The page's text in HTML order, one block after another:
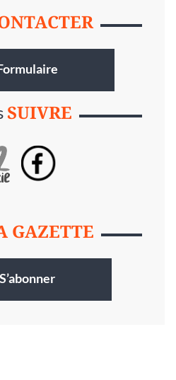
SUIVRE
GAZETTE
S’abonner